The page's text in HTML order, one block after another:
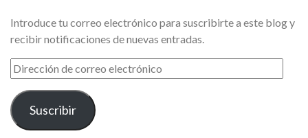
Introduce tu correo electrónico para suscribirte a este blog y
recibir notificaciones de nuevas entradas.
DIRECCIÓN
DE
CORREO
ELECTRÓNICO
Suscribir